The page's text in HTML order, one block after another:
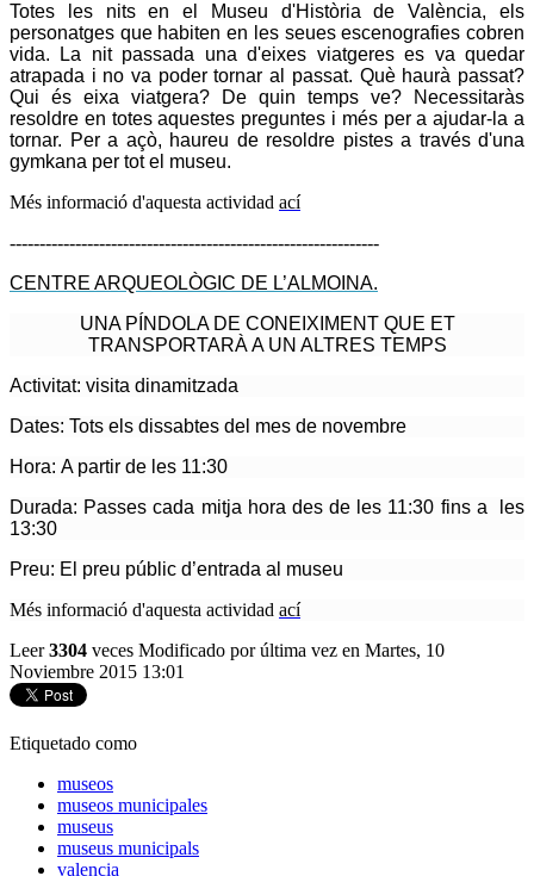
Totes les nits en el Museu d'Història de València, els
personatges que habiten en les seues escenografies cobren
vida. La nit passada una d'eixes viatgeres es va quedar
atrapada i no va poder tornar al passat. Què haurà passat?
Qui és eixa viatgera? De quin temps ve? Necessitaràs
resoldre en totes aquestes preguntes i més per a ajudar-la a
tornar. Per a açò, haureu de resoldre pistes a través d'una
gymkana per tot el museu.
Més informació d'aquesta actividad ací
--------------------------------------------------------------
CENTRE ARQUEOLÒGIC DE L’ALMOINA.
UNA PÍNDOLA DE CONEIXIMENT QUE ET
TRANSPORTARÀ A UN ALTRES TEMPS
Activitat: visita dinamitzada
Dates: Tots els dissabtes del mes de novembre
Hora: A partir de les 11:30
Durada: Passes cada mitja hora des de les 11:30 fins a les
13:30
Preu: El preu públic d’entrada al museu
Més informació d'aquesta actividad ací
Leer3304 veces Modificado por última vez en Martes, 10
Noviembre 2015 13:01
Etiquetado como
museos
museos municipales
museus
museus municipals
valencia